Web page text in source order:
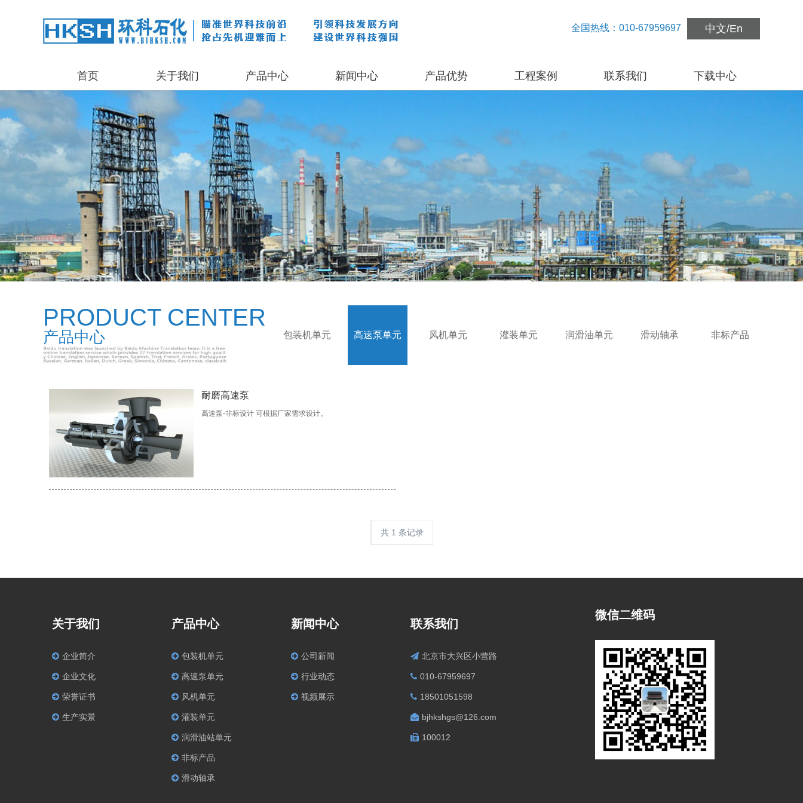
中文/En
全国热线：010-67959697
首页 关于我们 产品中心 新闻中心 产品优势 工程案例 联系我们 下载中心
PRODUCT CENTER
产品中心 包装机单元 高速泵单元 风机单元 灌装单元 润滑油单元 滑动轴承 非标产品
耐磨高速泵
高速泵-非标设计 可根据厂家需求设计。
共 1 条记录
关于我们
企业简介
企业文化
荣誉证书
生产实景
产品中心
包装机单元
高速泵单元
风机单元
灌装单元
润滑油站单元
非标产品
滑动轴承
新闻中心
公司新闻
行业动态
视频展示
联系我们
北京市大兴区小营路
010-67959697
18501051598
bjhkshgs@126.com
100012
微信二维码